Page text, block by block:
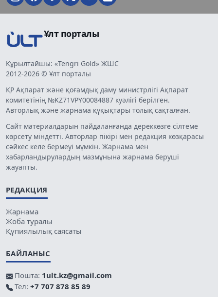
Ұлт порталы
Құрылтайшы: «Tengri Gold» ЖШС
2012-2026 © Ұлт порталы
ҚР Ақпарат және қоғамдық даму министрлігі Ақпарат
комитетінің №KZ71VPY00084887 куәлігі берілген.
Авторлық және жарнама құқықтары толық сақталған.
Сайт материалдарын пайдаланғанда дереккөзге сілтеме
көрсету міндетті. Авторлар пікірі мен редакция көзқарасы
сәйкес келе бермеуі мүмкін. Жарнама мен
хабарландырулардың мазмұнына жарнама беруші
жауапты.
РЕДАКЦИЯ
Жарнама
Жоба туралы
Құпиялылық саясаты
БАЙЛАНЫС
Пошта: 1ult.kz@gmail.com
Тел: +7 707 878 85 89